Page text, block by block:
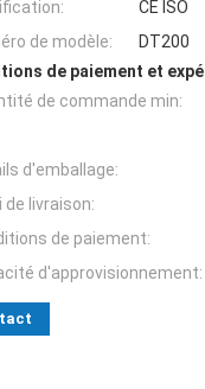
CE ISO
de modèle:
DT200
de paiement et
de commande min:
d'emballage:
de livraison:
de paiement:
d'approvisionnement: